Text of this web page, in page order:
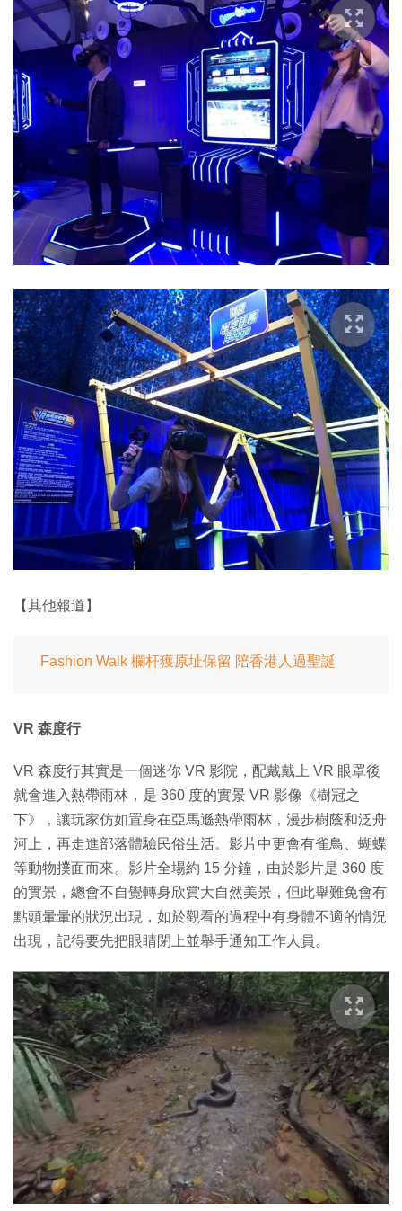
【其他報道】
Fashion Walk 欄杆獲原址保留 陪香港人過聖誕
VR 森度行
VR 森度行其實是一個迷你 VR 影院，配戴戴上 VR 眼罩後
就會進入熱帶雨林，是 360 度的實景 VR 影像《樹冠之
下》，讓玩家仿如置身在亞馬遜熱帶雨林，漫步樹蔭和泛舟
河上，再走進部落體驗民俗生活。影片中更會有雀鳥、蝴蝶
等動物撲面而來。影片全場約 15 分鐘，由於影片是 360 度
的實景，總會不自覺轉身欣賞大自然美景，但此舉難免會有
點頭暈暈的狀況出現，如於觀看的過程中有身體不適的情況
出現，記得要先把眼睛閉上並舉手通知工作人員。